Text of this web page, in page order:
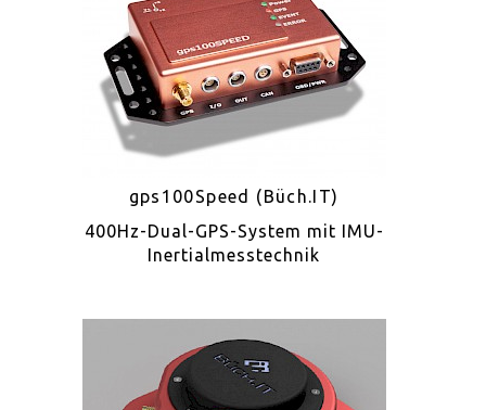
gps100Speed (Büch.IT)
400Hz-Dual-GPS-System mit IMU-
Inertialmesstechnik